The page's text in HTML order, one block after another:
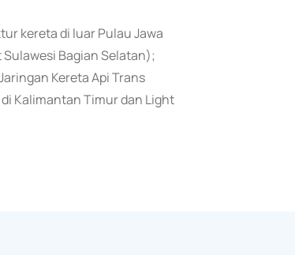
kereta di luar Pulau Jawa
Bagian Selatan);
Kereta Api Trans
Kalimantan Timur dan Light